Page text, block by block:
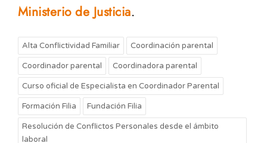
Ministerio de Justicia.
Alta Conflictividad Familiar Coordinación parental
Coordinador parental Coordinadora parental
Curso oficial de Especialista en Coordinador Parental
Formación Filia Fundación Filia
Resolución de Conflictos Personales desde el ámbito
laboral